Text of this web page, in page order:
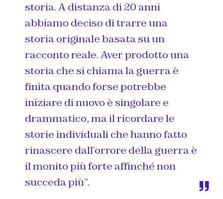
storia. A distanza di 20 anni
abbiamo deciso di trarre una
storia originale basata su un
racconto reale. Aver prodotto una
storia che si chiama la guerra è
finita quando forse potrebbe
iniziare di nuovo è singolare e
drammatico, ma il ricordare le
storie individuali che hanno fatto
rinascere dall’orrore della guerra è
il monito più forte affinché non
succeda più”.